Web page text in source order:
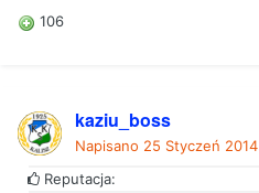
106
kaziu_boss
Napisano 25 Styczeń 2014
Reputacja: